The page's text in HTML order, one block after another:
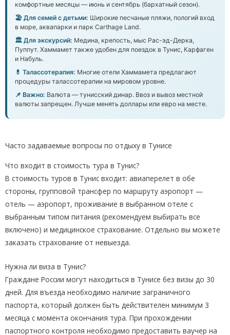
комфортные месяцы — июнь и сентябрь (бархатный сезон).
🏖️ Для семей с детьми: Широкие песчаные пляжи, пологий вход
в море, аквапарки и парк Carthage Land.
🏛️ Для экскурсий: Медина, крепость, мыс Рас-эд-Дерка,
Пуппут. Хаммамет также удобен для поездок в Тунис, Карфаген
и Набуль.
💊 Талассотерапия: Многие отели Хаммамета предлагают
процедуры талассотерапии на мировом уровне.
📌 Важно: Валюта — тунисский динар. Ввоз и вывоз местной
валюты запрещен. Лучше менять доллары или евро на месте.
Часто задаваемые вопросы по отдыху в Тунисе
Что входит в стоимость тура в Тунис?
В стоимость туров в Тунис входит: авиаперелет в обе
стороны, групповой трансфер по маршруту аэропорт —
отель — аэропорт, проживание в выбранном отеле с
выбранным типом питания (рекомендуем выбирать все
включено) и медицинское страхование. Отдельно вы можете
заказать страхование от невыезда.
Нужна ли виза в Тунис?
Граждане России могут находиться в Тунисе без визы до 30
дней. Для въезда необходимо наличие заграничного
паспорта, который должен быть действителен минимум 3
месяца с момента окончания тура. При прохождении
паспортного контроля необходимо предоставить ваучер на